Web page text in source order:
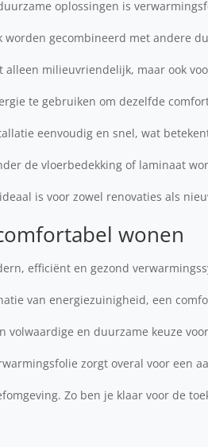
oplossingen is
worden gecombineerd met andere
milieuvriendelijk, maar ook
te gebruiken om dezelfde
eenvoudig en snel, wat
de vloerbedekking of laminaat
is voor zowel renovaties als
wonen
efficiënt en gezond
van energiezuinigheid, een
volwaardige en duurzame keuze
zorgt overal voor een
Zo ben je klaar voor de